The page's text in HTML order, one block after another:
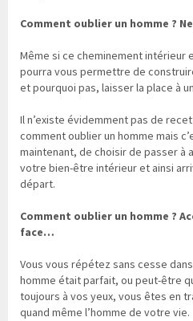
Comment oublier un homme ?
Même si ce cheminement intérieur
pourra vous permettre de
et pourquoi pas, laisser la place à
Il n’existe évidemment pas de
comment oublier un homme mais
maintenant, de choisir de passer à
votre bien-être intérieur et ainsi
départ.
Comment oublier un homme ?
face…
Vous vous répétez sans cesse
homme était parfait, ou peut-être
toujours à vos yeux, vous êtes en
quand même l’homme de votre vie.